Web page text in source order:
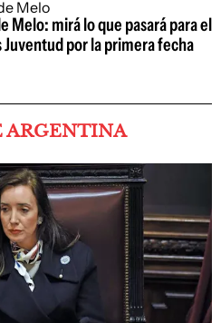
Melo: mirá lo que pasará para el
por la primera fecha
ARGENTINA